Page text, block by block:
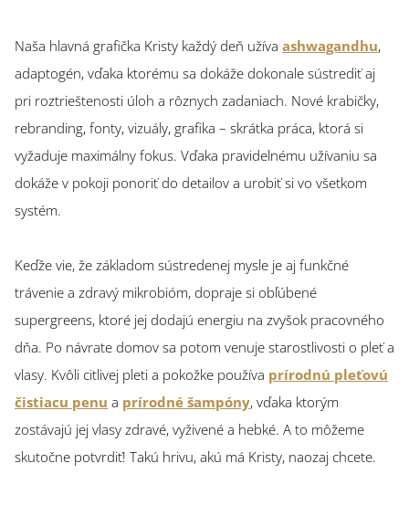
Naša hlavná grafička Kristy každý deň užíva ashwagandhu,
adaptogén, vďaka ktorému sa dokáže dokonale sústrediť aj
pri roztrieštenosti úloh a rôznych zadaniach. Nové krabičky,
rebranding, fonty, vizuály, grafika – skrátka práca, ktorá si
vyžaduje maximálny fokus. Vďaka pravidelnému užívaniu sa
dokáže v pokoji ponoriť do detailov a urobiť si vo všetkom
systém.
Keďže vie, že základom sústredenej mysle je aj funkčné
trávenie a zdravý mikrobióm, dopraje si obľúbené
supergreens, ktoré jej dodajú energiu na zvyšok pracovného
dňa. Po návrate domov sa potom venuje starostlivosti o pleť a
vlasy. Kvôli citlivej pleti a pokožke používa prírodnú pleťovú
čistiacu penu a prírodné šampóny, vďaka ktorým
zostávajú jej vlasy zdravé, vyživené a hebké. A to môžeme
skutočne potvrdiť! Takú hrivu, akú má Kristy, naozaj chcete.